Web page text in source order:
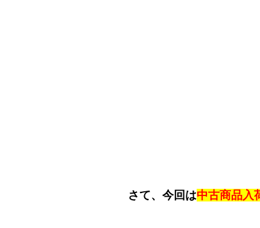
さて、今回は中古商品入